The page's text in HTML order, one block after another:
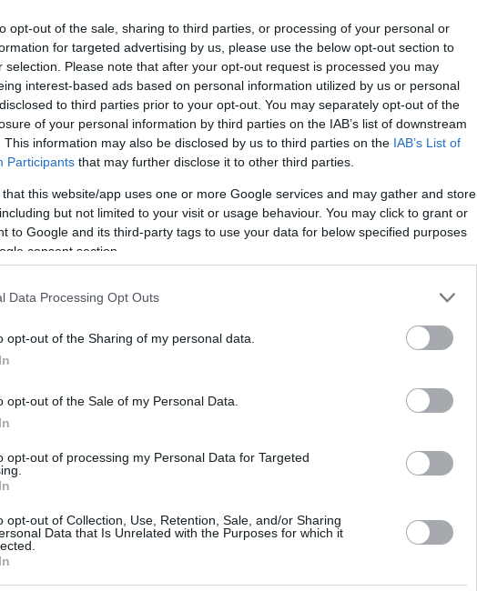
opt-out of the sale, sharing to third parties, or processing of your personal or
for targeted advertising by us, please use the below opt-out section to
selection. Please note that after your opt-out request is processed you may
interest-based ads based on personal information utilized by us or personal
to third parties prior to your opt-out. You may separately opt-out of the
of your personal information by third parties on the IAB’s list of downstream
This information may also be disclosed by us to third parties on the IAB’s List of
Participants that may further disclose it to other third parties.
that this website/app uses one or more Google services and may gather and store
but not limited to your visit or usage behaviour. You may click to grant or
to Google and its third-party tags to use your data for below specified purposes
consent section.
Data Processing Opt Outs
opt-out of the Sharing of my personal data.
opt-out of the Sale of my Personal Data.
opt-out of processing my Personal Data for Targeted
opt-out of Collection, Use, Retention, Sale, and/or Sharing
Data that Is Unrelated with the Purposes for which it
discorso pronunciato dall’Onorevole Presidente
dell’Indipendenza e degli ehtos democratici
entusiasta del pubblico.